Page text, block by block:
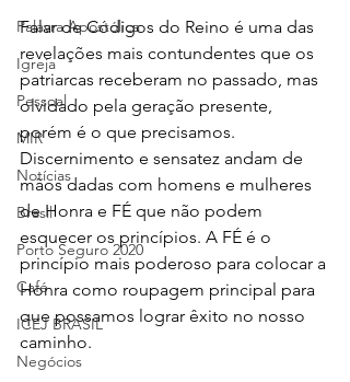
Palavra Apostólica
Igreja
Pessoal
MIR
Notícias
Brasil
Porto Seguro 2020
Café
ICEJ BRASIL
Negócios
Falar de Códigos do Reino é uma das
revelações mais contundentes que os
patriarcas receberam no passado, mas
olvidado pela geração presente,
porém é o que precisamos.
Discernimento e sensatez andam de
mãos dadas com homens e mulheres
de Honra e FÉ que não podem
esquecer os princípios. A FÉ é o
princípio mais poderoso para colocar a
Honra como roupagem principal para
que possamos lograr êxito no nosso
caminho.